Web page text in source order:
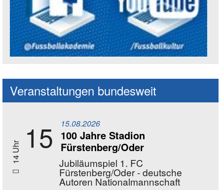
Veranstaltungen bundesweit
14 Uhr 15 15.08.2026
100 Jahre Stadion
Fürstenberg/Oder
Jubiläumspiel 1. FC
Fürstenberg/Oder - deutsche
Autoren Nationalmannschaft